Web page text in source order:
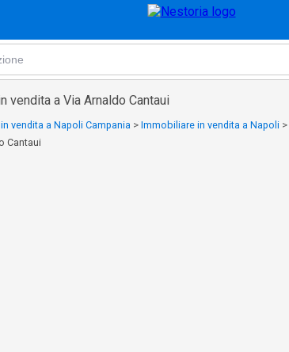
vendita a Via Arnaldo Cantaui
vendita a Napoli Campania > Immobiliare in vendita a Napoli >
Cantaui